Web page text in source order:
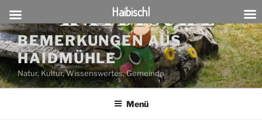
Zum
Inhalt
springen
BEMERKUNGEN AUS
HAIDMÜHLE
Natur, Kultur, Wissenswertes, Gemeinde
Menü
Haibischl